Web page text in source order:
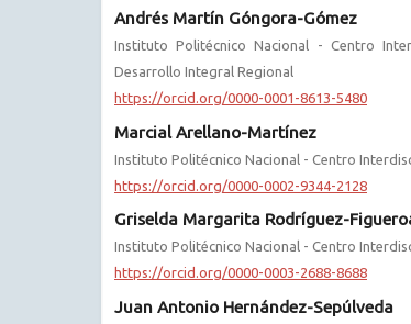
Andrés Martín Góngora-Gómez
Instituto Politécnico Nacional - Centro
Desarrollo Integral Regional
https://orcid.org/0000-0001-8613-5480
Marcial Arellano-Martínez
Instituto Politécnico Nacional - Centro
https://orcid.org/0000-0002-9344-2128
Griselda Margarita Rodríguez-
Instituto Politécnico Nacional - Centro
https://orcid.org/0000-0003-2688-8688
Juan Antonio Hernández-Sepúlveda